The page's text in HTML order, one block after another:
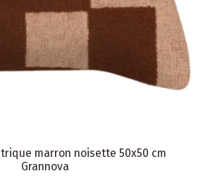
marron noisette 50x50 cm
Grannova